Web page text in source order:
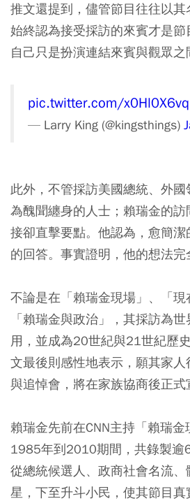
推文還提到，儘管節目往往以
始終認為接受採訪的來賓才是
自己只是扮演連結來賓與觀眾之
pic.twitter.com/
— Larry King (@kingsthings)
此外，不管採訪美國總統、外
為醜聞纏身的人士；賴瑞金的
接卻直擊要點。他認為，愈簡
的回答。事實證明，他的想法完
不論是在「賴瑞金現場」、「
「賴瑞金與政治」，其採訪為
用，並成為20世紀與21世紀歷
文最後則感性地表示，願其家
與追悼會，將在家族協商後正式
賴瑞金先前在CNN主持「賴瑞
1985年到2010期間，共錄製逾
從總統候選人、政商社會名流
星，下至升斗小民，使其節目